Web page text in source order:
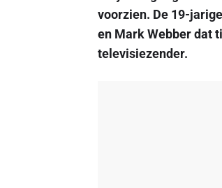
voorzien. De 19-
en Mark Webber dat
televisiezender.